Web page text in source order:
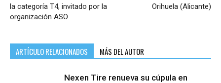
la categoría T4, invitado por la
organización ASO
Orihuela (Alicante)
ARTÍCULO RELACIONADOS MÁS DEL AUTOR
Nexen Tire renueva su cúpula en